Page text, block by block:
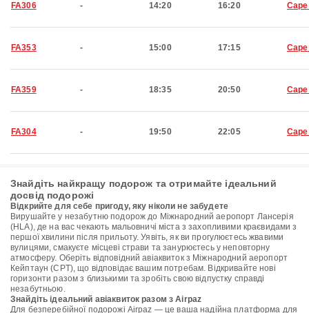
FA306 - 14:20 16:20
FA353 - 15:00 17:15
FA359 - 18:35 20:50
FA304 - 19:50 22:05
Знайдіть найкращу подорож та отримайте ідеальний
досвід подорожі
Відкрийте для себе пригоду, яку ніколи не забудете
Вирушайте у незабутню подорож до Міжнародний аеропорт Лансерія
(HLA), де на вас чекають мальовничі міста з захопливими краєвидами з
першої хвилини після прильоту. Уявіть, як ви прогулюєтесь жвавими
вулицями, смакуєте місцеві страви та занурюєтесь у неповторну
атмосферу. Оберіть відповідний авіаквиток з Міжнародний аеропорт
Кейптаун (CPT), що відповідає вашим потребам. Відкривайте нові
горизонти разом з близькими та зробіть свою відпустку справді
незабутньою.
Знайдіть ідеальний авіаквиток разом з Airpaz
Для безперебійної подорожі Airpaz — це ваша надійна платформа для